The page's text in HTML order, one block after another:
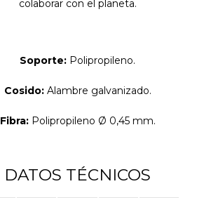
colaborar con el planeta.
Soporte: Polipropileno.
Cosido: Alambre galvanizado.
Fibra: Polipropileno Ø 0,45 mm.
DATOS TÉCNICOS